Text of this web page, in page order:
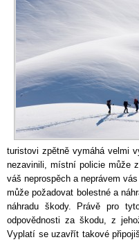
turistovi zpětně vymáhá velmi
nezavinili, místní policie může
váš neprospěch a neprávem
může požadovat bolestné a
náhradu škody. Právě pro
odpovědnosti za škodu, z
Vyplatí se uzavřít takové